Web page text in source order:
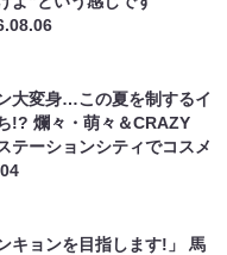
大変身…この夏を制するイ
!? 爛々・萌々＆CRAZY
テーションシティでコスメ
キョンを目指します!」 馬